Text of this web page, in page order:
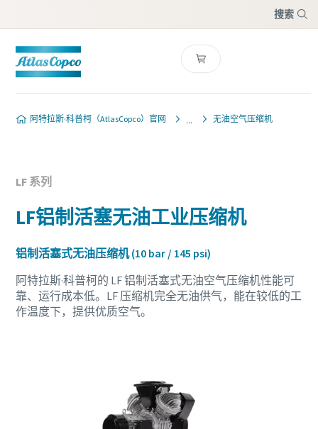
搜索
阿特拉斯·科普柯（AtlasCopco）官网 无油空气压缩机
LF 系列
LF铝制活塞无油工业压缩机
铝制活塞式无油压缩机 (10 bar / 145 psi)
阿特拉斯·科普柯的 LF 铝制活塞式无油空气压缩机性能可
靠、运行成本低。LF 压缩机完全无油供气，能在较低的工
作温度下，提供优质空气。